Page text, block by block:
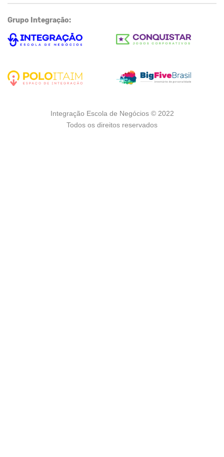
Grupo Integração:
Integração Escola de Negócios © 2022
Todos os direitos reservados